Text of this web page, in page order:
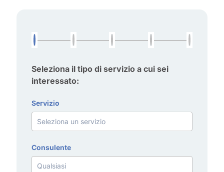
Seleziona il tipo di servizio a cui sei
interessato:
Servizio
Consulente